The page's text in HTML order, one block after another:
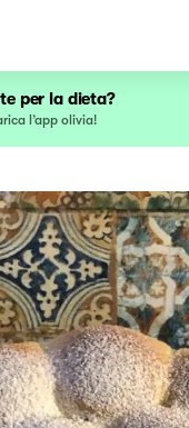
per la dieta?
l’app olivia!